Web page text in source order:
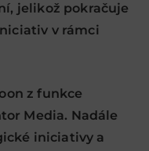
jelikož pokračuje
v rámci
z funkce
Media. Nadále
iniciativy a